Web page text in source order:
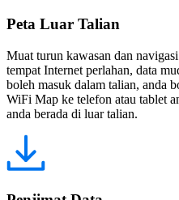
Peta Luar Talian
Muat turun kawasan dan
tempat Internet perlahan, data
boleh masuk dalam talian, anda
WiFi Map ke telefon atau tablet
anda berada di luar talian.